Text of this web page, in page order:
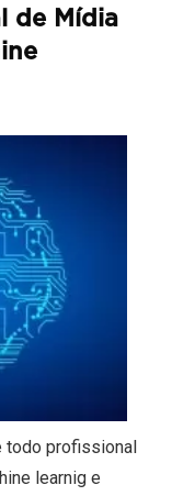
de Mídia
todo profissional
learnig e